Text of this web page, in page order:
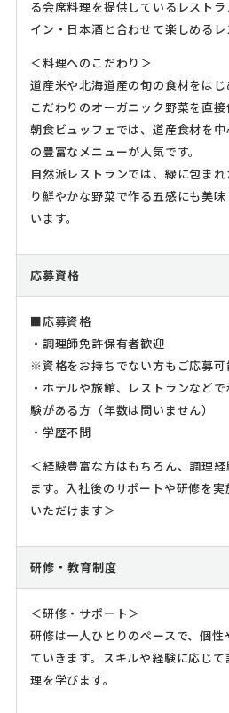
る会席料理を提供しているレスト
イン・日本酒と合わせて楽しめるレ
＜料理へのこだわり＞
道産米や北海道産の旬の食材をは
こだわりのオーガニック野菜を直接
朝食ビュッフェでは、道産食材を
の豊富なメニューが人気です。
自然派レストランでは、緑に包ま
り鮮やかな野菜で作る五感にも美
います。
応募資格
■応募資格
・調理師免許保有者歓迎
※資格をお持ちでない方もご応募可
・ホテルや旅館、レストランなど
験がある方（年数は問いません）
・学歴不問
＜経験豊富な方はもちろん、調理
ます。入社後のサポートや研修を
いただけます＞
研修・教育制度
＜研修・サポート＞
研修は一人ひとりのペースで、個
ていきます。スキルや経験に応じ
理を学びます。